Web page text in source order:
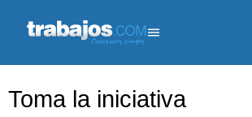
Toma la iniciativa